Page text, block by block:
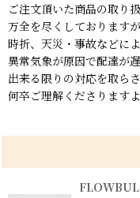
ご注文頂いた商品の取り
万全を尽くしておりますが
時折、天災・事故などによ
異常気象が原因で配達が
出来る限りの対応を取ら
何卒ご理解くださります